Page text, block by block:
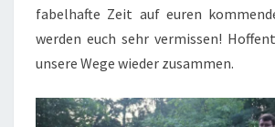
fabelhafte Zeit auf euren
werden euch sehr vermissen!
unsere Wege wieder zusammen.